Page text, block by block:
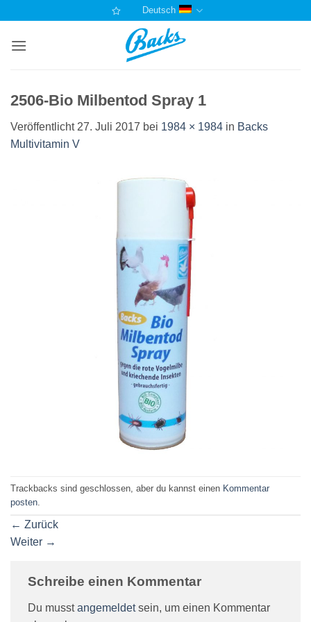
springen
Deutsch
2506-Bio Milbentod Spray 1
Veröffentlicht 27. Juli 2017 bei 1984 × 1984 in Backs
Multivitamin V
Trackbacks sind geschlossen, aber du kannst einen Kommentar
posten
← Zurück
Weiter →
Schreibe einen Kommentar
Du musstangemeldetsein, um einen Kommentar